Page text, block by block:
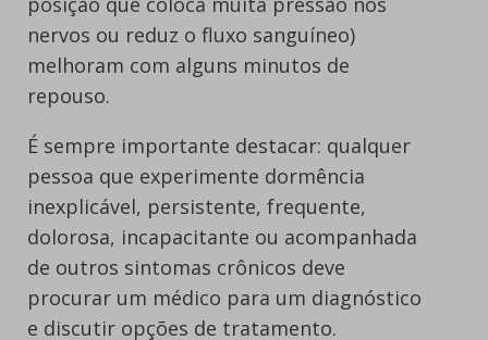
nervos ou reduz o fluxo sanguíneo)
melhoram com alguns minutos de
repouso.
É sempre importante destacar: qualquer
pessoa que experimente dormência
inexplicável, persistente, frequente,
dolorosa, incapacitante ou acompanhada
de outros sintomas crônicos deve
procurar um médico para um diagnóstico
e discutir opções de tratamento.